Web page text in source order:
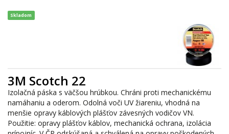
Skladom
3M Scotch 22
Izolačná páska s väčšou hrúbkou. Chráni proti mechanickému
namáhaniu a oderom. Odolná voči UV žiareniu, vhodná na
menšie opravy káblových plášťov závesných vodičov VN.
Použitie: opravy plášťov káblov, mechanická ochrana, izolácia